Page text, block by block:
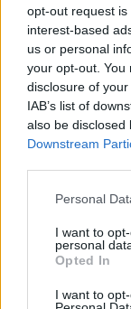
opt-out request
interest-based
us or personal
your opt-out. You
disclosure of
IAB’s list of
also be disclosed
Downstream
Please note that
not limited to
grant or deny
use your data
consent section.
Personal
I want to
personal
Opted In
I want to
Nem szeretne
legfrissebb
postaládájába érkezik!
A SZOL24
A Tisza Párt Dr.
Óriási, több mint
fiú (VIDEÓVAL)
Hétfőn kezdik,